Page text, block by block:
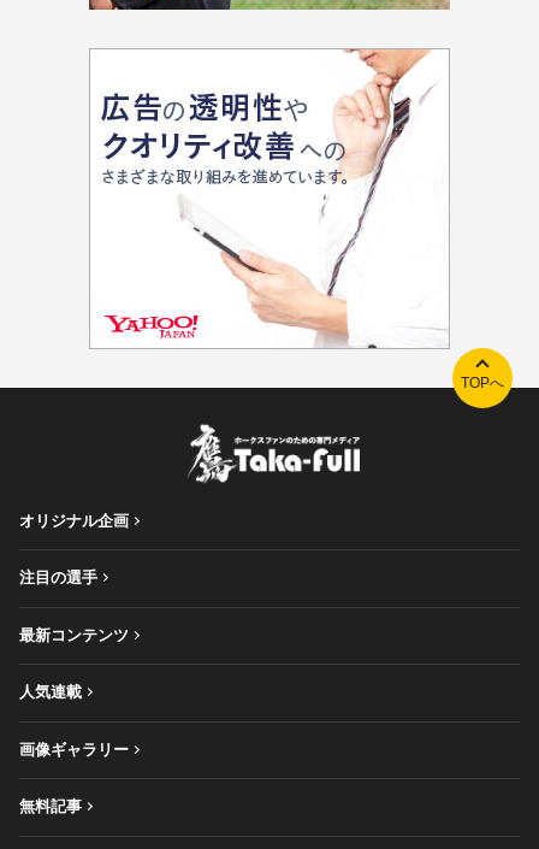
TOPへ
オリジナル企画
注目の選手
最新コンテンツ
人気連載
画像ギャラリー
無料記事